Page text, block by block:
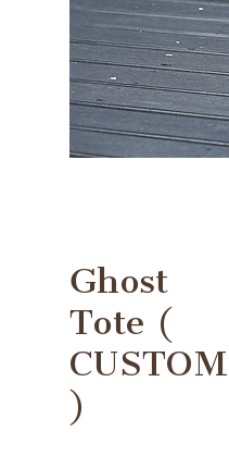
Ghost
Tote (
CUSTOM
)